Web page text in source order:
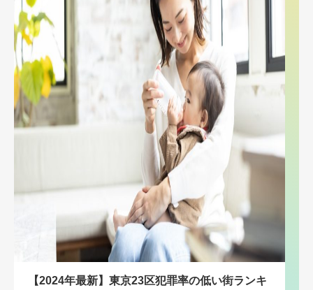
【2024年最新】東京23区犯罪率の低い街ランキ